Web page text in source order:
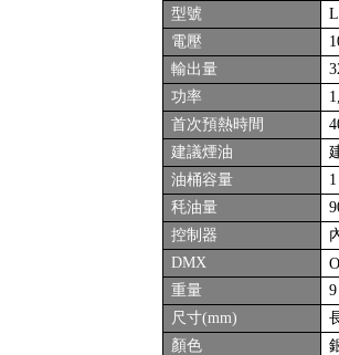
型號
電壓
輸出量
功率
首次預熱時間
建議煙油
油桶容量
秏油量
控制器
DMX
重量
尺寸(mm)
顏色